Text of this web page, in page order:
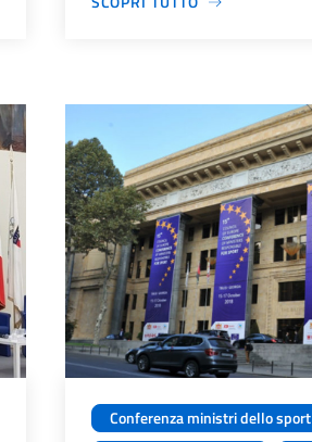
Conferenza ministri dello sport